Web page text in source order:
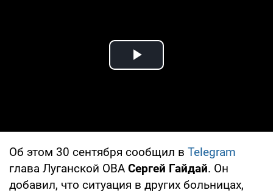
Play Video
Об этом 30 сентября сообщил в Telegram
глава Луганской ОВА Сергей Гайдай. Он
добавил, что ситуация в других больницах,